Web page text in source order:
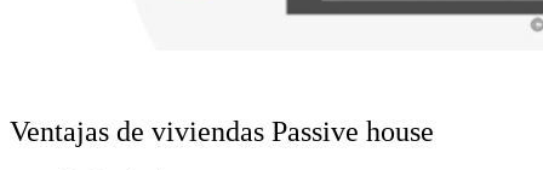
Ventajas de viviendas Passive house